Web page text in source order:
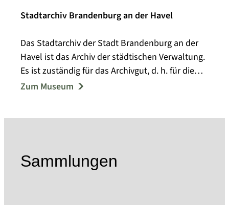
Stadtarchiv Brandenburg an der Havel
Das Stadtarchiv der Stadt Brandenburg an der
Havel ist das Archiv der städtischen Verwaltung.
Es ist zuständig für das Archivgut, d. h. für die
schriftliche Überlieferung, der Stadtverwaltung
Stadtarchivs befindet sich seit 2005 in den
ehemaligen Brennabor-Werken. Die
Zum Museum
Sammlungen